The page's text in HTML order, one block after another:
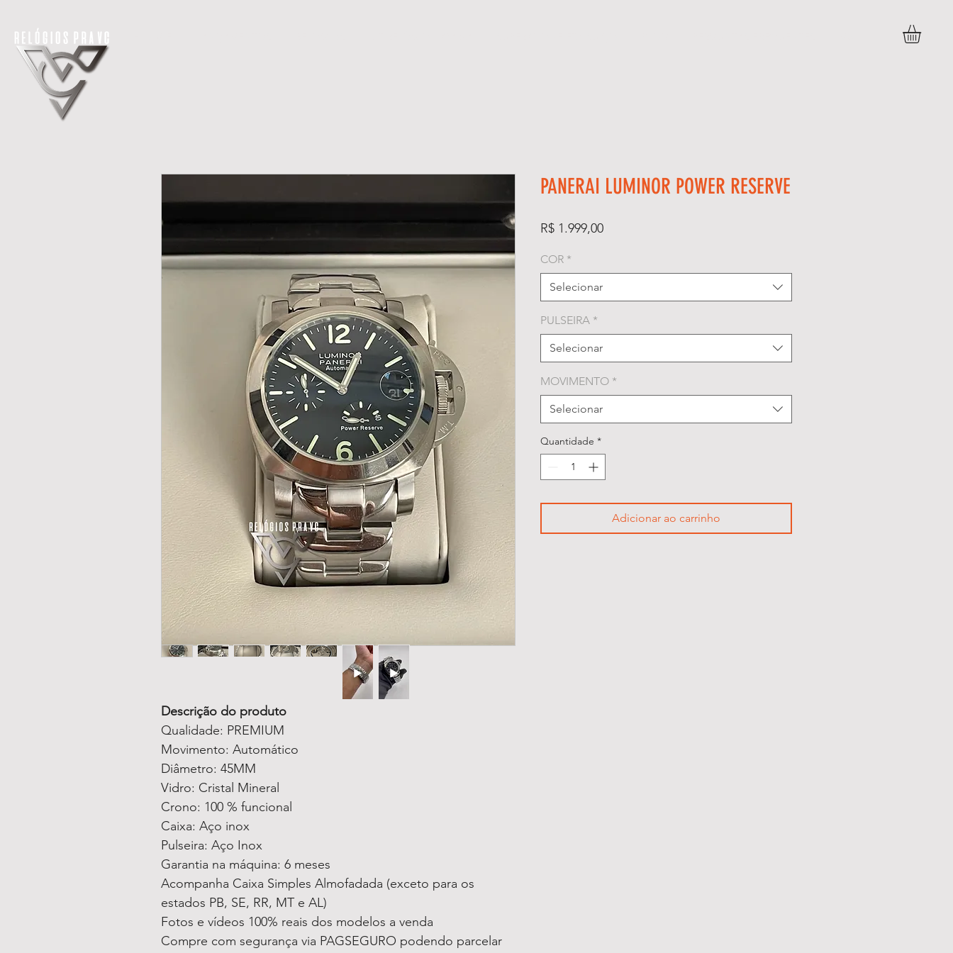
Descrição do produto
Qualidade: PREMIUM
Movimento: Automático
Diâmetro: 45MM
Vidro: Cristal Mineral
Crono: 100 % funcional
Caixa: Aço inox
Pulseira: Aço Inox
Garantia na máquina: 6 meses
Acompanha Caixa Simples Almofadada (exceto para os
estados PB, SE, RR, MT e AL)
Fotos e vídeos 100% reais dos modelos a venda
Compre com segurança via PAGSEGURO podendo parcelar
PANERAI LUMINOR POWER RESERVE
R$ 1.999,00Preço
COR *
Selecionar
PULSEIRA *
Selecionar
MOVIMENTO *
Selecionar
Quantidade *
Adicionar ao carrinho